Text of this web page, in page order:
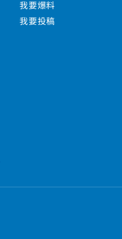
我要爆料
我要投稿